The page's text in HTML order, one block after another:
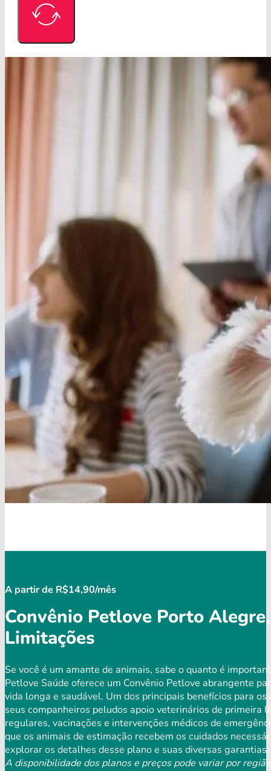
A partir de R$14,90/mês
Convênio Petlove Porto
Limitações
Se você é um amante de animais, sabe o quanto é
Petlove Saúde oferece um Convênio Petlove abrangente
vida longa e saudável. Um dos principais benefícios para
seus companheiros peludos apoio veterinários de primeira
regulares, vacinações e intervenções médicos de
que os animais de estimação recebem os cuidados
explorar os detalhes desse plano e suas diversas garantias.
A disponibilidade dos planos e preços pode variar por